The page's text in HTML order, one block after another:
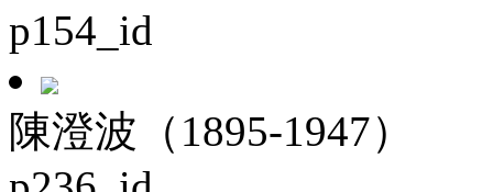
p154_id
陳澄波（1895-1947）